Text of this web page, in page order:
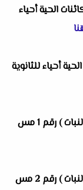
الحية أحياء
أحياء للثانوية
امتحان الكتروني أحياء درس ( الدعامة فى النبات ) رقم 1 مس
امتحان الكتروني أحياء درس ( الدعامة فى النبات ) رقم 2 مس